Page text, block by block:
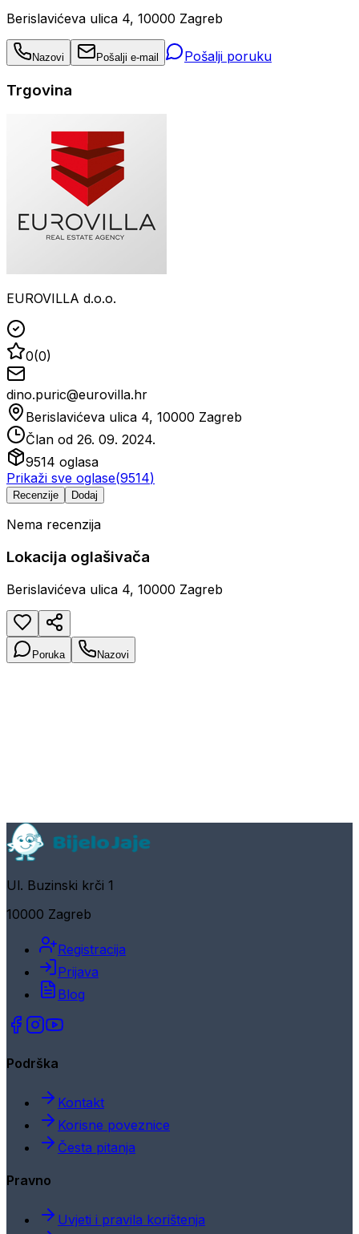
Berislavićeva ulica 4, 10000 Zagreb
Nazovi Pošalji e-mail Pošalji poruku
Trgovina
EUROVILLA d.o.o.
0(0)
dino.puric@eurovilla.hr
Berislavićeva ulica 4, 10000 Zagreb
Član od 26. 09. 2024.
9514 oglasa
Prikaži sve oglase(9514)
Recenzije Dodaj
Nema recenzija
Lokacija oglašivača
Berislavićeva ulica 4, 10000 Zagreb
Poruka Nazovi
Ul. Buzinski krči 1
10000 Zagreb
Registracija
Prijava
Blog
Podrška
Kontakt
Korisne poveznice
Česta pitanja
Pravno
Uvjeti i pravila korištenja